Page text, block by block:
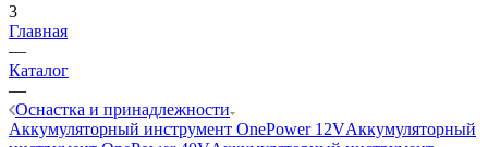
3
Главная
—
Каталог
—
Оснастка и принадлежности
Аккумуляторный инструмент OnePower 12VАккумуляторный